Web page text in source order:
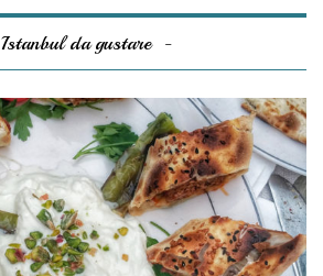
Istanbul da gustare